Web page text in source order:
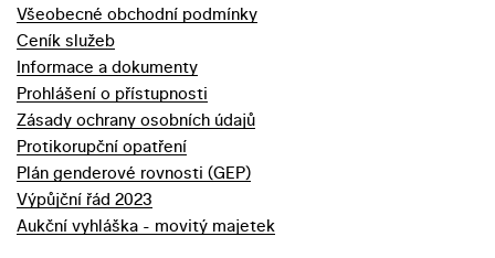
Všeobecné obchodní podmínky
Ceník služeb
Informace a dokumenty
Prohlášení o přístupnosti
Zásady ochrany osobních údajů
Protikorupční opatření
Plán genderové rovnosti (GEP)
Výpůjční řád 2023
Aukční vyhláška - movitý majetek